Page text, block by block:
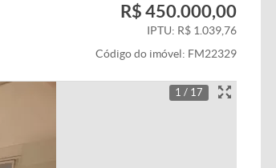
R$ 450.000,00
IPTU: R$ 1.039,76
Código do imóvel: FM22329
1 / 17